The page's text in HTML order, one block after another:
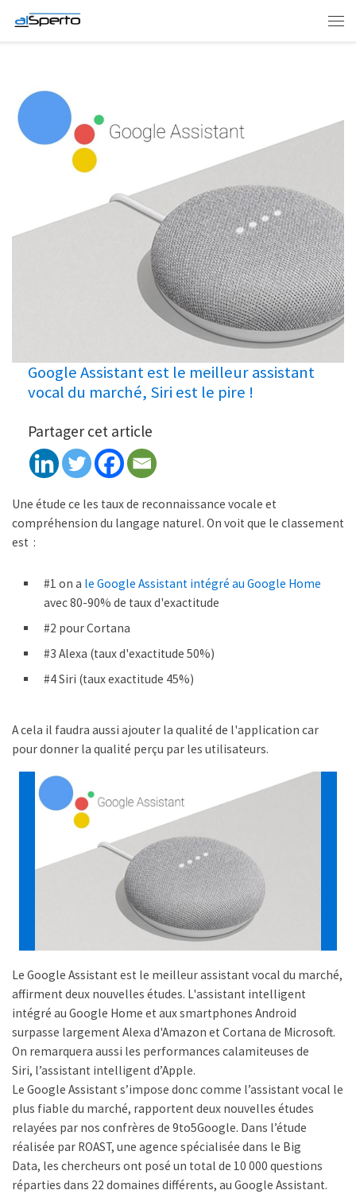
Skip to content
Google Assistant est le meilleur assistant
vocal du marché, Siri est le pire !
Partager cet article
Une étude ce les taux de reconnaissance vocale et
compréhension du langage naturel. On voit que le classement
est :
#1 on a le Google Assistant intégré au Google Home
avec 80-90% de taux d'exactitude
#2 pour Cortana
#3 Alexa (taux d'exactitude 50%)
#4 Siri (taux exactitude 45%)
A cela il faudra aussi ajouter la qualité de l'application car
pour donner la qualité perçu par les utilisateurs.
Le Google Assistant est le meilleur assistant vocal du marché,
affirment deux nouvelles études. L'assistant intelligent
intégré au Google Home et aux smartphones Android
surpasse largement Alexa d'Amazon et Cortana de Microsoft.
On remarquera aussi les performances calamiteuses de
Siri, l’assistant intelligent d’Apple.
Le Google Assistant s’impose donc comme l’assistant vocal le
plus fiable du marché, rapportent deux nouvelles études
relayées par nos confrères de 9to5Google. Dans l’étude
réalisée par ROAST, une agence spécialisée dans le Big
Data, les chercheurs ont posé un total de 10 000 questions
réparties dans 22 domaines différents, au Google Assistant.